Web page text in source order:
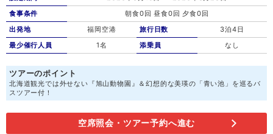
食事条件
朝食0回 昼食0回 夕食0回
出発地
福岡空港
最少催行人員
1名
旅行日数
3泊4日
添乗員
なし
ツアーのポイント
北海道観光では外せない『旭山動物園』＆幻想的な美瑛の「青い池」を巡るバ
スツアー付！
空席照会・ツアー予約へ進む